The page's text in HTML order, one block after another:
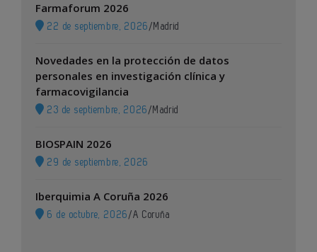
Farmaforum 2026
22 de septiembre, 2026 / Madrid
Novedades en la protección de datos
personales en investigación clínica y
farmacovigilancia
23 de septiembre, 2026 / Madrid
BIOSPAIN 2026
29 de septiembre, 2026
Iberquimia A Coruña 2026
6 de octubre, 2026 /A Coruña